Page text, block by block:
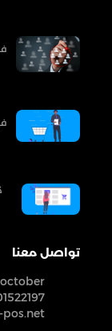
تواصل معنا
pos.net